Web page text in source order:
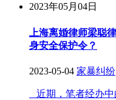
2023年05月04日
上海离婚律师梁聪
身安全保护令？
2023-05-04 家暴纠纷
近期，笔者经办中